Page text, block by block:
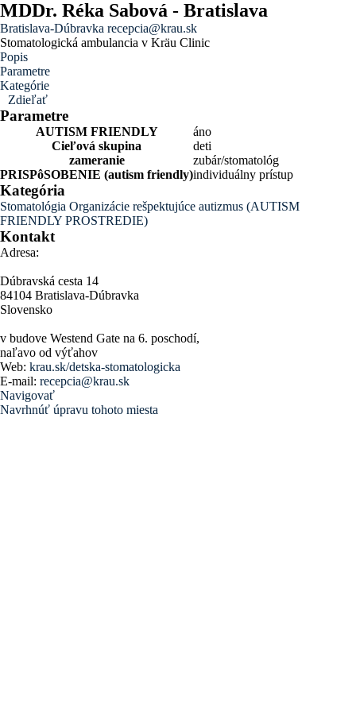
MDDr. Réka Sabová - Bratislava
Bratislava-Dúbravka recepcia@krau.sk
Stomatologická ambulancia v Kräu Clinic
Popis
Parametre
Kategórie
Zdieľať
Parametre
AUTISM FRIENDLY
áno
Cieľová skupina
deti
zameranie
zubár/stomatológ
PRISPôSOBENIE (autism friendly)individuálny prístup
Kategória
Stomatológia Organizácie rešpektujúce autizmus (AUTISM
FRIENDLY PROSTREDIE)
Kontakt
Adresa:
Dúbravská cesta 14
84104 Bratislava-Dúbravka
Slovensko
v budove Westend Gate na 6. poschodí,
naľavo od výťahov
Web: krau.sk/detska-stomatologicka
E-mail: recepcia@krau.sk
Navigovať
Navrhnúť úpravu tohoto miesta